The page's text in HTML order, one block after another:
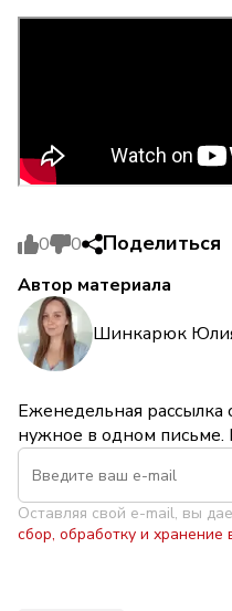
0 0 Поделиться
Автор материала
Шинкарюк
Еженедельная
нужное в одном письме.
Оставляя свой e-mail, вы
сбор, обработку и